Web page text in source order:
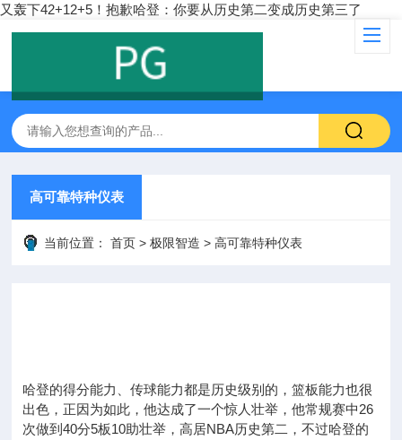
又轰下42+12+5！抱歉哈登：你要从历史第二变成历史第三了
高可靠特种仪表
当前位置：首页 >极限智造 >高可靠特种仪表
哈登的得分能力、传球能力都是历史级别的，篮板能力也很
出色，正因为如此，他达成了一个惊人壮举，他常规赛中26
次做到40分5板10助壮举，高居NBA历史第二，不过哈登的